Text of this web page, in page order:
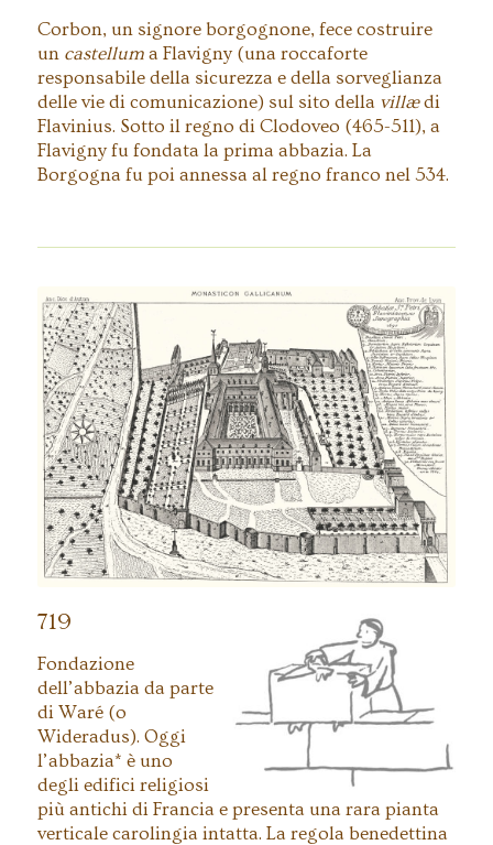
Corbon, un signore borgognone, fece costruire
un castelluma Flavigny (una roccaforte
responsabile della sicurezza e della sorveglianza
delle vie di comunicazione) sul sito della villædi
Flavinius. Sotto il regno di Clodoveo (465-511), a
Flavigny fu fondata la prima abbazia. La
Borgogna fu poi annessa al regno franco nel 534.
Vista dell’abbazia di Saint-Pierre alla fine
del XVII secolo. Incisione del Monasticum
Gallicanum.
719
Fondazione
dell’abbazia da parte
di Waré (o
Wideradus). Oggi
l’abbazia* è uno
degli edifici religiosi
più antichi di Francia e presenta una rara pianta
verticale carolingia intatta. La regola benedettina